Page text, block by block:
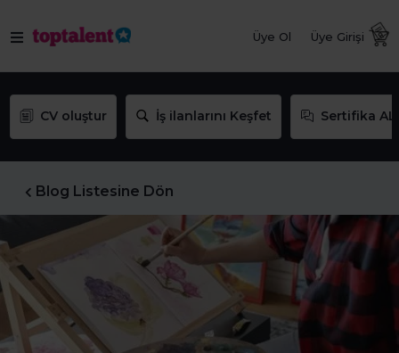
Üye Ol Üye Girişi
CV oluştur İş ilanlarını Keşfet Sertifika AL
Blog Listesine Dön